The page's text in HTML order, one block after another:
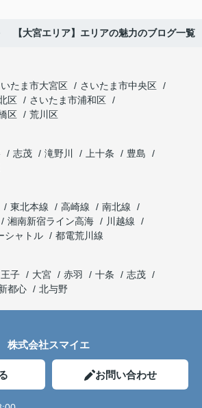
【大宮エリア】エリアの魅力のブログ一覧
たま市大宮区
さいたま市中央区
区
さいたま市浦和区
区
荒川区
志茂 滝野川 上十条
豊島
東北本線 高崎線
南北線
湘南新宿ライン高海
川越線
シャトル
都電荒川線
王子 大宮 赤羽 十条
志茂
都心 北与野
株式会社スマイエ
お問い合わせ